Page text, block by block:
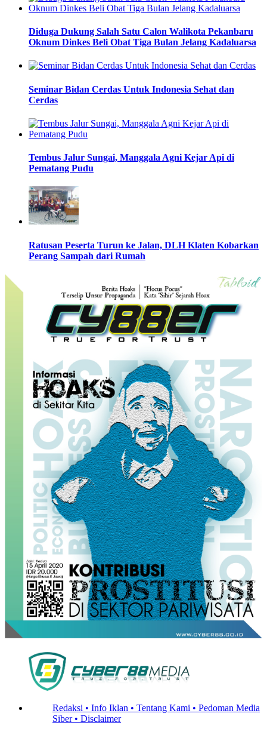
Diduga Dukung Salah Satu Calon Walikota Pekanbaru
Oknum Dinkes Beli Obat Tiga Bulan Jelang Kadaluarsa
Seminar Bidan Cerdas Untuk Indonesia Sehat dan
Cerdas
Tembus Jalur Sungai, Manggala Agni Kejar Api di
Pematang Pudu
Ratusan Peserta Turun ke Jalan, DLH Klaten Kobarkan
Perang Sampah dari Rumah
Redaksi • Info Iklan • Tentang Kami • Pedoman Media
Siber • Disclaimer